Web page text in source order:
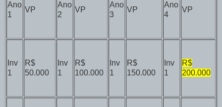
Ano
1
VP
Ano
2
VP
Ano
3
VP
Ano
4
VP
Inv
1
R$
50.000
Inv
1
R$
100.000
Inv
1
R$
150.000
Inv
1
R$
200.000